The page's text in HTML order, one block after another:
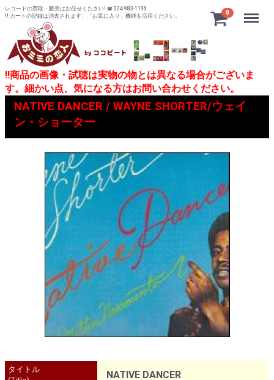
レコードの買取・販売はお任せください! ☎ 024-983-1196
!! カートの記録は消去されます、「お気に入り」機能を活用ください。
0 Menu
!!商品の画像・試聴は実物の物とは異なる場合がございま
す。細かい点、気になる方はお問い合わせください。
NATIVE DANCER / WAYNE SHORTER/ウェイ
ン・ショーター
タイトル
NATIVE DANCER